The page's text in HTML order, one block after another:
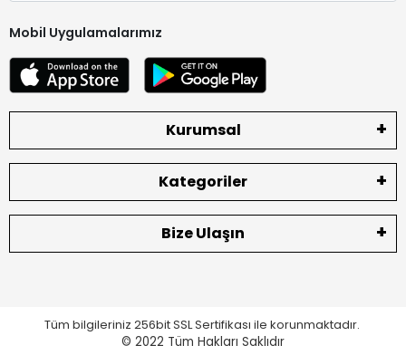
Mobil Uygulamalarımız
Kurumsal
Kategoriler
Bize Ulaşın
Tüm bilgileriniz 256bit SSL Sertifikası ile korunmaktadır.
© 2022 Tüm Hakları Saklıdır